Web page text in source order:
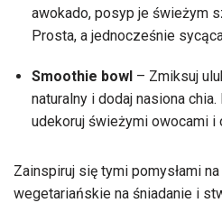
awokado, posyp je świeżym
Prosta, a jednocześnie
Smoothie bowl – Zmiksuj
naturalny i dodaj nasiona
udekoruj świeżymi owocami i
Zainspiruj się tymi pomysłami
wegetariańskie na śniadanie i